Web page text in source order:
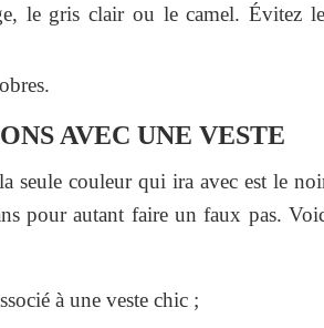
le gris clair ou le camel. Évitez
AVEC UNE VESTE
seule couleur qui ira avec est le
pour autant faire un faux pas.
à une veste chic ;